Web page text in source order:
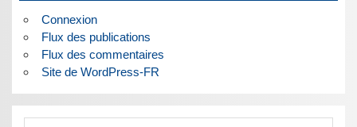
Connexion
Flux des publications
Flux des commentaires
Site de WordPress-FR